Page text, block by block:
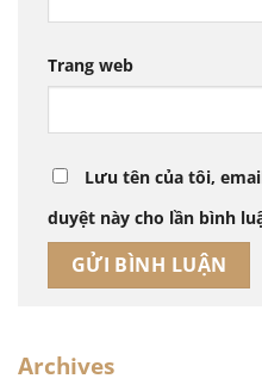
Trang web
Lưu tên của tôi,
duyệt này cho lần bình
Archives